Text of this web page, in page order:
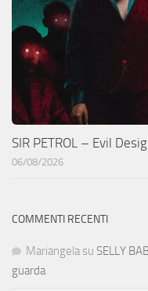
SIR PETROL – Evil
06/08/2026
COMMENTI RECENTI
Mariangela su SELLY
guarda